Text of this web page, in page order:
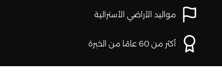
مواليد الأراضي الأسترالية
أكثر من 60 عامًا من الخبرة